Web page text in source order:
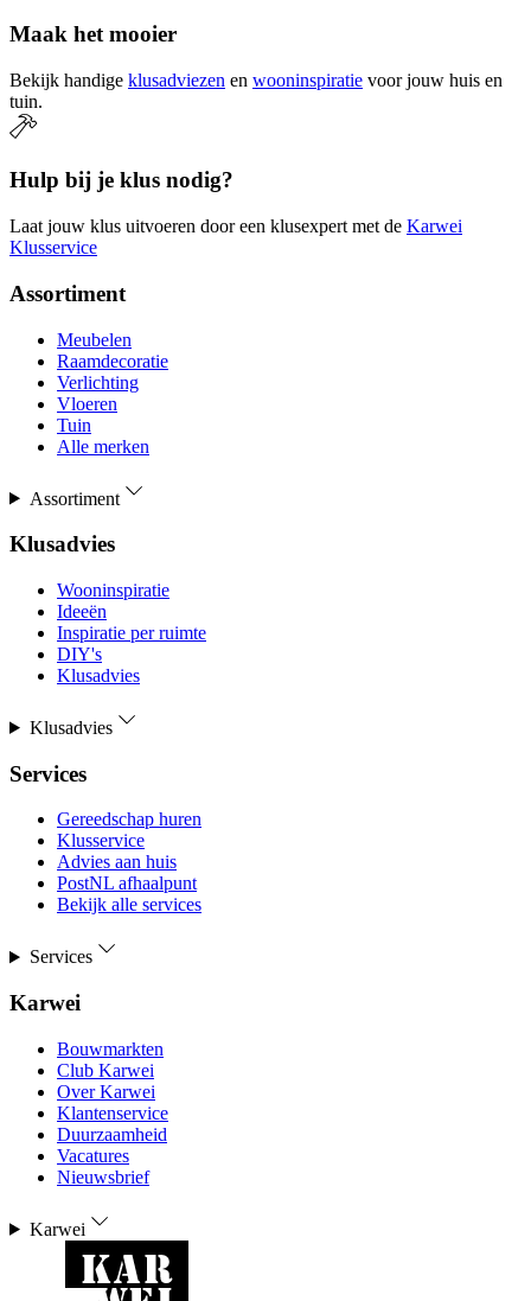
Maak het mooier
Bekijk handige klusadviezen en wooninspiratie voor jouw huis en
tuin.
Hulp bij je klus nodig?
Laat jouw klus uitvoeren door een klusexpert met de Karwei
Klusservice
Assortiment
Meubelen
Raamdecoratie
Verlichting
Vloeren
Tuin
Alle merken
Assortiment
Klusadvies
Wooninspiratie
Ideeën
Inspiratie per ruimte
DIY's
Klusadvies
Klusadvies
Services
Gereedschap huren
Klusservice
Advies aan huis
PostNL afhaalpunt
Bekijk alle services
Services
Karwei
Bouwmarkten
Club Karwei
Over Karwei
Klantenservice
Duurzaamheid
Vacatures
Nieuwsbrief
Karwei